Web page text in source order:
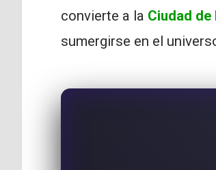
convierte a la Ciudad de
sumergirse en el